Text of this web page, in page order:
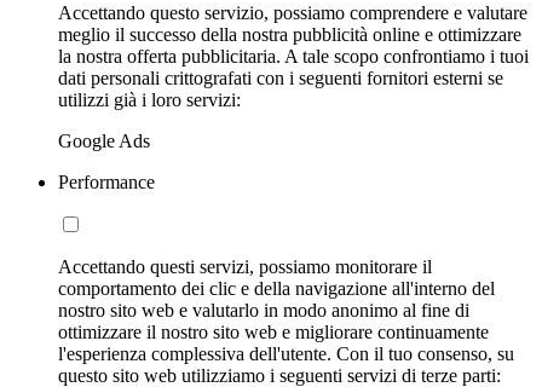
Accettando questo servizio, possiamo comprendere e valutare
meglio il successo della nostra pubblicità online e ottimizzare
la nostra offerta pubblicitaria. A tale scopo confrontiamo i tuoi
dati personali crittografati con i seguenti fornitori esterni se
utilizzi già i loro servizi:
Google Ads
Performance
Accettando questi servizi, possiamo monitorare il
comportamento dei clic e della navigazione all'interno del
nostro sito web e valutarlo in modo anonimo al fine di
ottimizzare il nostro sito web e migliorare continuamente
l'esperienza complessiva dell'utente. Con il tuo consenso, su
questo sito web utilizziamo i seguenti servizi di terze parti: